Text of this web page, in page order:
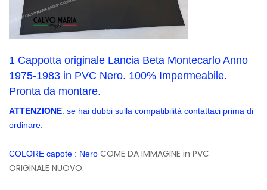
1 Cappotta originale Lancia Beta Montecarlo Anno
1975-1983 in PVC Nero. 100% Impermeabile.
Pronta da montare.
ATTENZIONE: se hai dubbi sulla compatibilità contattaci prima di
ordinare.
COLORE capote : Nero COME DA IMMAGINE in PVC
ORIGINALE NUOVO.